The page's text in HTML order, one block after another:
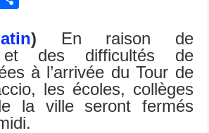
gr
a
m
c
h
at
l
y
Li
n
k
d
o
n
es
t
p
p
ta
g
er
) En raison de
et des difficultés de
à l’arrivée du Tour de
les écoles, collèges
la ville seront fermés